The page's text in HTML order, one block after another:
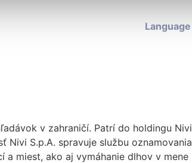
Language
v zahraničí. Patrí do holdingu Nivi
Nivi S.p.A. spravuje službu oznamovania
miest, ako aj vymáhanie dlhov v mene